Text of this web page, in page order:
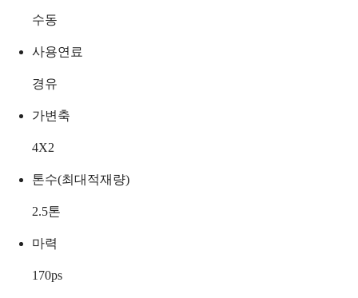
수동
사용연료
경유
가변축
4X2
톤수(최대적재량)
2.5톤
마력
170ps